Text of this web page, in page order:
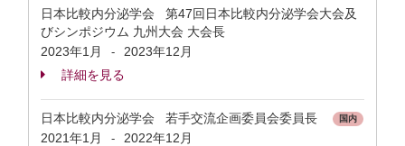
日本比較内分泌学会 第47回日本比較内分泌学会大会及
びシンポジウム 九州大会 大会長
2023年1月
-
2023年12月
詳細を見る
日本比較内分泌学会 若手交流企画委員会委員長 国内
2021年1月 -
2022年12月